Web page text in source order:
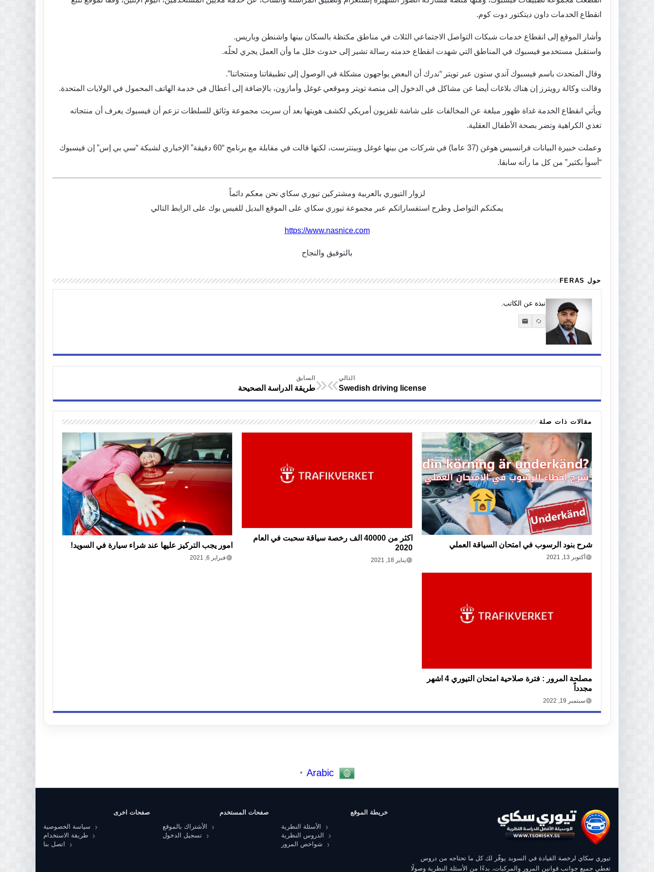
انقطاع الخدمات داون ديتكتور دوت كوم.
وأشار الموقع إلى انقطاع خدمات شبكات التواصل الاجتماعي الثلاث في مناطق مكتظة بالسكان بينها واشنطن وباريس.
واستقبل مستخدمو فيسبوك في المناطق التي شهدت انقطاع خدمته رسالة تشير إلى حدوث خلل ما وأن العمل يجري لحلّه.
وقال المتحدث باسم فيسبوك آندي ستون عبر تويتر “ندرك أن البعض يواجهون مشكلة في الوصول إلى تطبيقاتنا ومنتجاتنا”.
وقالت وكالة رويترز إن هناك بلاغات أيضا عن مشاكل في الدخول إلى منصة تويتر وموقعي غوغل وأمازون، بالإضافة إلى أعطال في خدمة الهاتف المحمول في الولايات المتحدة.
ويأتي انقطاع الخدمة غداة ظهور مبلغة عن المخالفات على شاشة تلفزيون أمريكي لكشف هويتها بعد أن سربت مجموعة وثائق للسلطات تزعم أن فيسبوك يعرف أن منتجاته
تغذي الكراهية وتضر بصحة الأطفال العقلية.
وعملت خبيرة البيانات فرانسيس هوغن (37 عاما) في شركات من بينها غوغل وبينترست، لكنها قالت في مقابلة مع برنامج “60 دقيقة” الإخباري لشبكة “سي بي إس” إن فيسبوك
“أسوأ بكثير” من كل ما رأته سابقا.
لزوار التيوري بالعربية ومشتركين تيوري سكاي نحن معكم دائماً
يمكنكم التواصل وطرح استفساراتكم عبر مجموعة تيوري سكاي على الموقع البديل للفيس بوك على الرابط التالي
https://www.nasnice.com
بالتوفيق والنجاح
حول FERAS
نبذة عن الكاتب.
« السابق
طريقة الدراسة الصحيحة
التالي
Swedish driving license
»
مقالات ذات صلة
شرح بنود الرسوب في امتحان السياقة العملي
أكتوبر 13, 2021
اكثر من 40000 الف رخصة سياقة سحبت في العام
2020
يناير 18, 2021
امور يجب التركيز عليها عند شراء سيارة في السويد!
فبراير 6, 2021
مصلحة المرور : فترة صلاحية امتحان التيوري 4 اشهر
مجدداً
سبتمبر 19, 2022
Arabic
▼
تيوري سكاي لرخصة القيادة في السويد يوفّر لك كل ما تحتاجه من دروس
تغطي جميع جوانب قوانين المرور والمركبات، بدءًا من الأسئلة النظرية وصولًا
خريطة الموقع
الأسئلة النظرية
الدروس النظرية
شواخص المرور
صفحات المستخدم
الأشتراك بالموقع
تسجيل الدخول
صفحات اخرى
سياسة الخصوصية
طريقة الاستخدام
اتصل بنا